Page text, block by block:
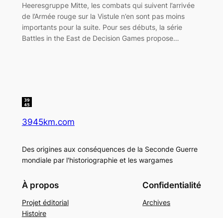
Heeresgruppe Mitte, les combats qui suivent l’arrivée
de l’Armée rouge sur la Vistule n’en sont pas moins
importants pour la suite. Pour ses débuts, la série
Battles in the East de Decision Games propose…
3945km.com
Des origines aux conséquences de la Seconde Guerre
mondiale par l'historiographie et les wargames
À propos
Projet éditorial
Histoire
Confidentialité
Archives